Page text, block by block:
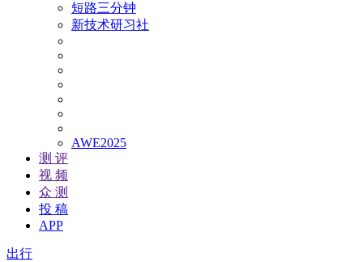
短路三分钟
新技术研习社
AWE2025
测 评
视 频
众 测
投 稿
APP
出行